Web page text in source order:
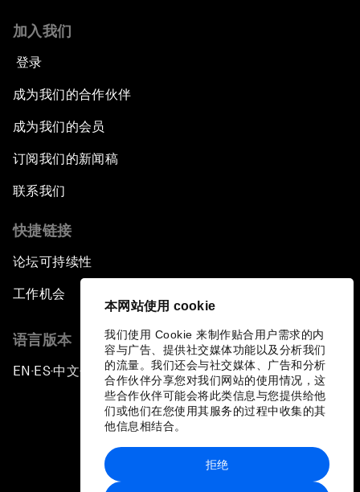
本网站使用 cookie
我们使用 Cookie 来制作贴合用户需求的内
容与广告、提供社交媒体功能以及分析我们
的流量。我们还会与社交媒体、广告和分析
合作伙伴分享您对我们网站的使用情况，这
些合作伙伴可能会将此类信息与您提供给他
们或他们在您使用其服务的过程中收集的其
他信息相结合。
拒绝
加入我们
登录
成为我们的合作伙伴
成为我们的会员
订阅我们的新闻稿
联系我们
快捷链接
论坛可持续性
工作机会
语言版本
EN ▪ES▪中文▪ 日本語